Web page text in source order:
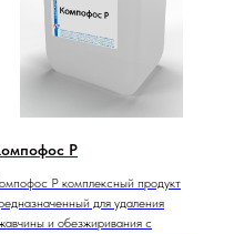
P
Р комплексный продукт
для удаления
и обезжиривания с